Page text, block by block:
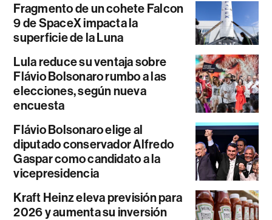
Fragmento de un cohete Falcon
9 de SpaceX impacta la
superficie de la Luna
Lula reduce su ventaja sobre
Flávio Bolsonaro rumbo a las
elecciones, según nueva
encuesta
Flávio Bolsonaro elige al
diputado conservador Alfredo
Gaspar como candidato a la
vicepresidencia
Kraft Heinz eleva previsión para
2026 y aumenta su inversión